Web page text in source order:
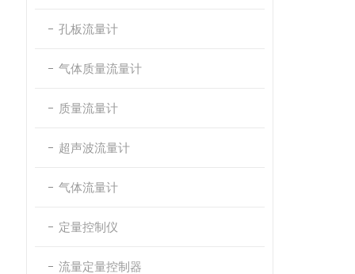
孔板流量计
气体质量流量计
质量流量计
超声波流量计
气体流量计
定量控制仪
流量定量控制器